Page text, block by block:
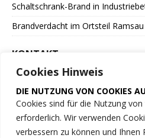
Cookies Hinweis
DIE NUTZUNG VON COOKIES
Cookies sind für die Nutzung
erforderlich. Wir verwenden
verbessern zu können und Ihnen
Schaltschrank-Brand in
Brandverdacht im Ortsteil Ramsau
KONTAKT
der Marktgemeinde Molln
Feuerwehrstrasse 1